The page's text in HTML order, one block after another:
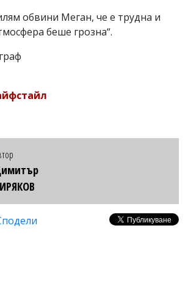
обвини Меган, че е трудна и
беше грозна“.